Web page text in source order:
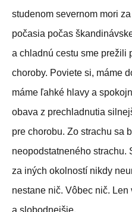
studenom severnom mori
počasia počas
a chladnú cestu sme prežili
choroby. Poviete si, máme
máme ľahké hlavy a
obava z prechladnutia
pre chorobu. Zo strachu sa
neopodstatneného strachu.
za iných okolností nikdy
nestane nič. Vôbec nič.
a slobodnejšie.